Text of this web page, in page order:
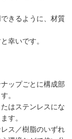
きるように、材質
幸いです。
ップごとに構成部
。
はステンレスにな
す。
ス／樹脂のいずれ